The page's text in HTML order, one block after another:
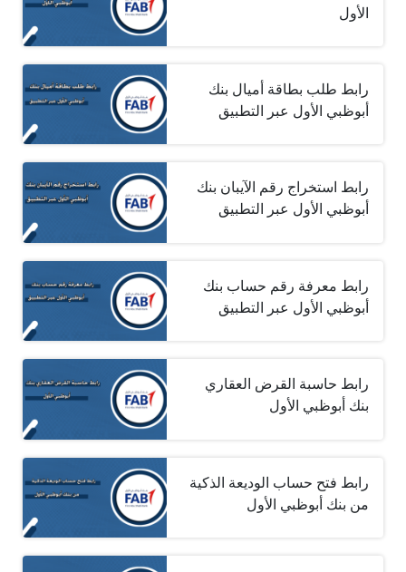
الأول
رابط طلب بطاقة أميال بنك
أبوظبي الأول عبر التطبيق
رابط استخراج رقم الآيبان بنك
أبوظبي الأول عبر التطبيق
رابط معرفة رقم حساب بنك
أبوظبي الأول عبر التطبيق
رابط حاسبة القرض العقاري
بنك أبوظبي الأول
رابط فتح حساب الوديعة الذكية
من بنك أبوظبي الأول